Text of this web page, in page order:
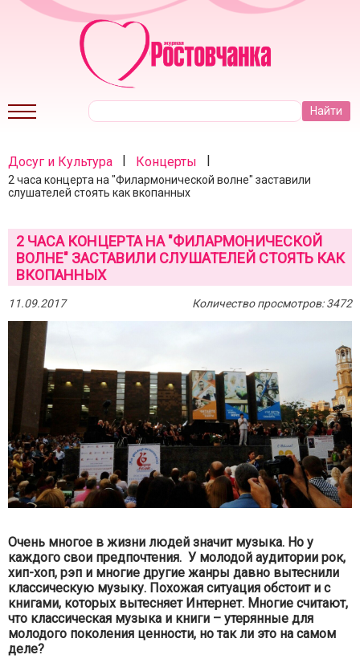
Досуг и Культура | Концерты |
2 часа концерта на "Филармонической волне" заставили
слушателей стоять как вкопанных
2 ЧАСА КОНЦЕРТА НА "ФИЛАРМОНИЧЕСКОЙ
ВОЛНЕ" ЗАСТАВИЛИ СЛУШАТЕЛЕЙ СТОЯТЬ КАК
ВКОПАННЫХ
11.09.2017 Количество просмотров: 3472
Очень многое в жизни людей значит музыка. Но у
каждого свои предпочтения. У молодой аудитории рок,
хип-хоп, рэп и многие другие жанры давно вытеснили
классическую музыку. Похожая ситуация обстоит и с
книгами, которых вытесняет Интернет. Многие считают,
что классическая музыка и книги – утерянные для
молодого поколения ценности, но так ли это на самом
деле?